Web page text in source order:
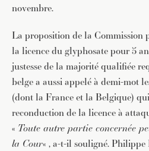
novembre.
La proposition de la Commission
la licence du glyphosate pour 5
justesse de la majorité qualifiée
belge a aussi appelé à demi-mot
(dont la France et la Belgique) qui
reconduction de la licence à
« Toute autre partie concernée
la Cour« , a-t-il souligné. Philippe